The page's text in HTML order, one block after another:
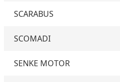
SCARABUS
SCOMADI
SENKE MOTOR